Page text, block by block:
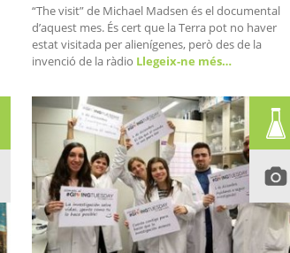
“The visit” de Michael Madsen és el documental
d’aquest mes. És cert que la Terra pot no haver
estat visitada per alienígenes, però des de la
invenció de la ràdio Llegeix-ne més…